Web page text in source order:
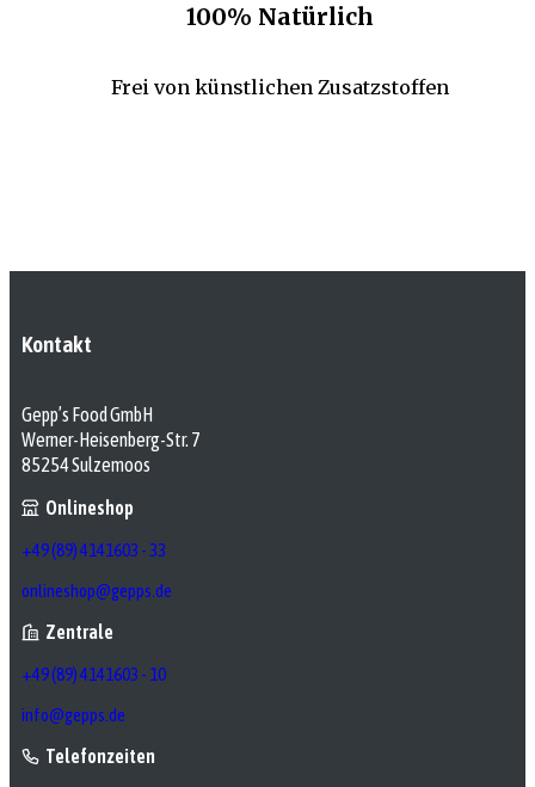
100% Natürlich
Frei von künstlichen Zusatzstoffen
Kontakt
Gepp’s Food GmbH
Werner-Heisenberg-Str. 7
85254 Sulzemoos
Onlineshop
+49 (89) 4141603 - 33
onlineshop@gepps.de
Zentrale
+49 (89) 4141603 - 10
info@gepps.de
Telefonzeiten